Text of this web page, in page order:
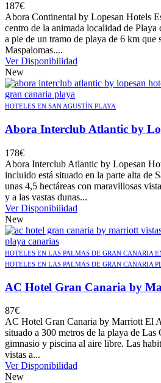
187€
Abora Continental by Lopesan Hotels
centro de la animada localidad de
a pie de un tramo de playa de 6 km que
Maspalomas....
Ver Disponibilidad
New
HOTELES EN SAN AGUSTÍN PLAYA
Abora Interclub Atlantic by
178€
Abora Interclub Atlantic by Lopesan
incluido está situado en la parte alta de
unas 4,5 hectáreas con maravillosas
y a las vastas dunas...
Ver Disponibilidad
New
HOTELES EN LAS PALMAS DE GRAN CANARIA
HOTELES EN LAS PALMAS DE GRAN CANARIA
AC Hotel Gran Canaria by
87€
AC Hotel Gran Canaria by Marriott El
situado a 300 metros de la playa de Las
gimnasio y piscina al aire libre. Las
vistas a...
Ver Disponibilidad
New